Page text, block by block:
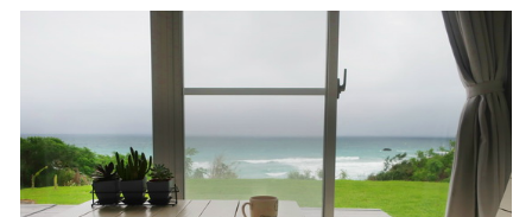
活動實況記錄
媒體報導一覽